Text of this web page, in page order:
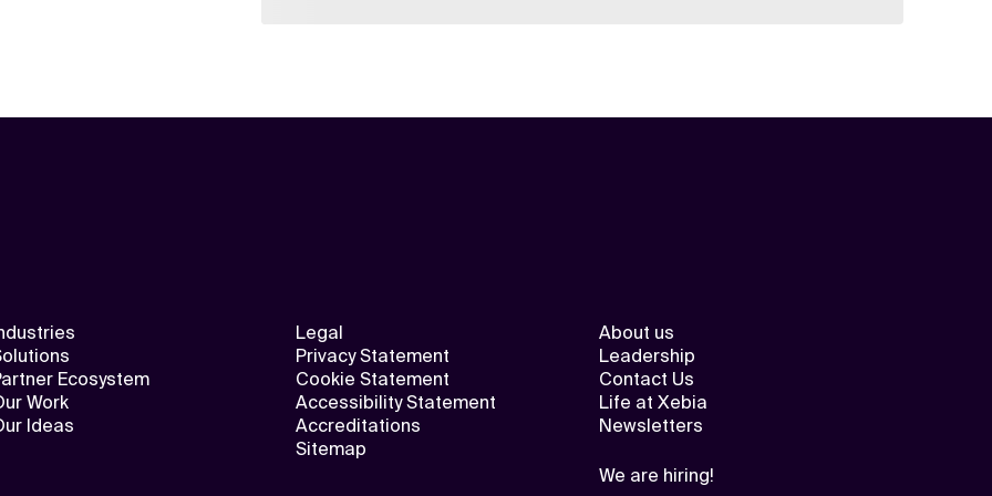
Ecosystem
Work
Ideas
Legal
Privacy Statement
Cookie Statement
Accessibility Statement
Accreditations
Sitemap
About us
Leadership
Contact Us
Life at Xebia
Newsletters
We are hiring!